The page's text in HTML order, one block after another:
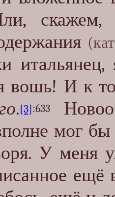
вошь! И к
.[3]:633
мог
У меня
ещё